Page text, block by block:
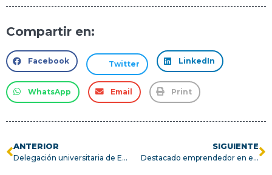
Compartir en:
Facebook Twitter LinkedIn
WhatsApp Email Print
ANTERIOR
Delegación universitaria de Ecuador visita la USM para conocer el ecosistema de innovación y transferencia de nuestro país
SIGUIENTE
Destacado emprendedor en el área de tecnologías de la salud visita la USM